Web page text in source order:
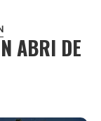
ABRI DE